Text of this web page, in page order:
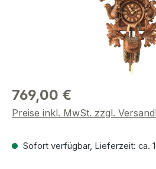
769,00 €
Preise inkl. MwSt. zzgl.
Sofort verfügbar, Lieferzeit: ca.